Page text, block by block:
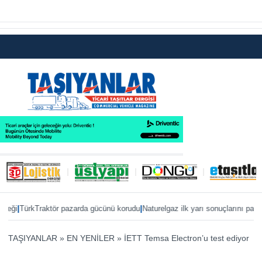
pazarda gücünü korudu|Naturelgaz ilk yarı sonuçlarını paylaştı|
TAŞIYANLAR » EN YENİLER » İETT Temsa Electron’u test ediyor